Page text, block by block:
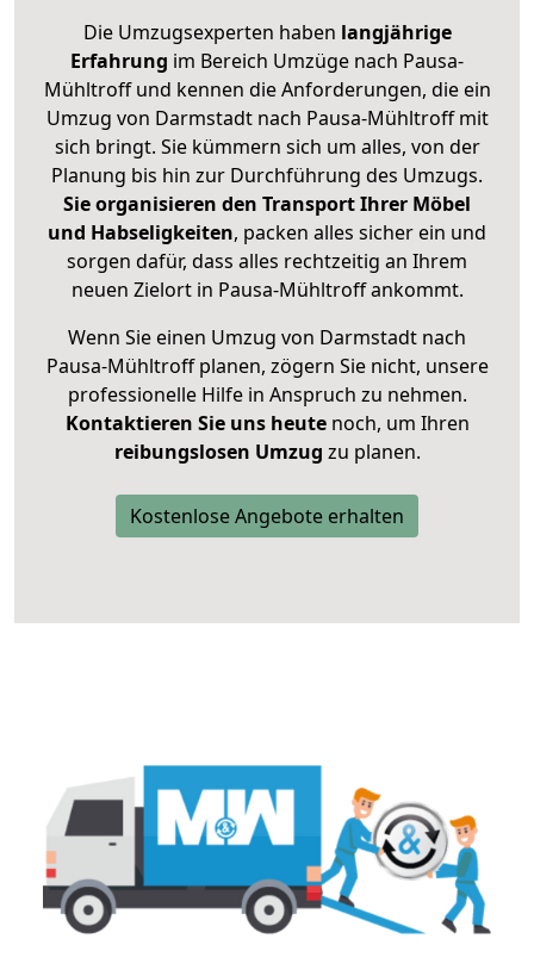
Die Umzugsexperten haben langjährige
Erfahrung im Bereich Umzüge nach Pausa-
Mühltroff und kennen die Anforderungen, die ein
Umzug von Darmstadt nach Pausa-Mühltroff mit
sich bringt. Sie kümmern sich um alles, von der
Planung bis hin zur Durchführung des Umzugs.
Sie organisieren den Transport Ihrer Möbel
und Habseligkeiten, packen alles sicher ein und
sorgen dafür, dass alles rechtzeitig an Ihrem
neuen Zielort in Pausa-Mühltroff ankommt.
Wenn Sie einen Umzug von Darmstadt nach
Pausa-Mühltroff planen, zögern Sie nicht, unsere
professionelle Hilfe in Anspruch zu nehmen.
Kontaktieren Sie uns heutenoch, um Ihren
reibungslosen Umzug zu planen.
Kostenlose Angebote erhalten